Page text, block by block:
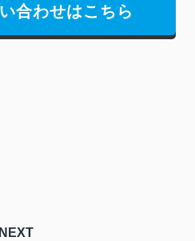
合わせはこちら
NEXT